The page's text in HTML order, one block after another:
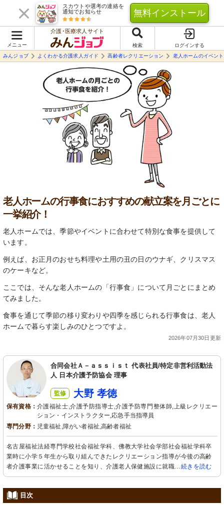
スカウトや選考の連絡を
通知でお知らせ
無料インストール
メニュー
介護･医療求人サイト
検索
ログインする
みんジョブ
よくわかる介護求人ガイド 高齢者レクリエーション 老人ホームのイベント
老人ホームの行事食におすすめの献立案を月ごとに
一挙紹介！
老人ホームでは、季節やイベントに合わせて特別な食事を提供して
います。
例えば、お正月のおせち料理や土用の丑の日のウナギ、クリスマス
のケーキなど。
ここでは、そんな老人ホームの「行事食」について月ごとにまとめ
てみました。
食事を通じて季節の移り変わりや四季を感じられる行事食は、老人
ホームで暮らす楽しみのひとつですよ。
2026年07月30日更新
合同会社Ａ－ａｓｓｉｓｔ 代表社員/特定非営利活動法
人 日本介護予防協会 理事
監修 大野 孝徳
保有資格： 介護福祉士,介護予防指導士,介護予防専門整体師,上級レクリエー
ション・インストラクター,応急手当指導員
専門分野： 児童福祉,障がい者福祉,高齢者福祉
名古屋福祉法経専門学校社会福祉学科、佛教大学社会学部社会福祉学科卒
業時に小学５年生から取り組んできたレクリエーション指導が今後の高齢
者介護事業に活かせることを知り、介護老人保健施設に就職…続きを読む
目次